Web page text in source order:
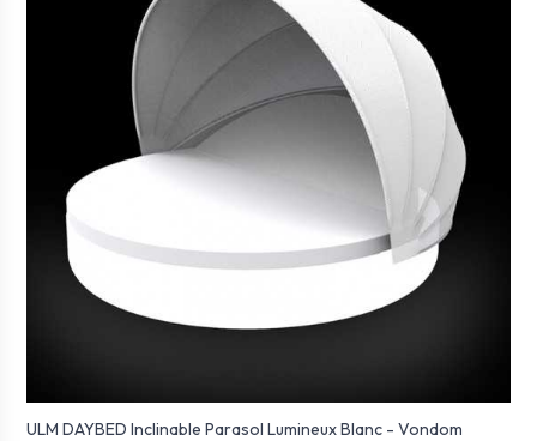
ULM DAYBED Inclinable Parasol Lumineux Blanc - Vondom